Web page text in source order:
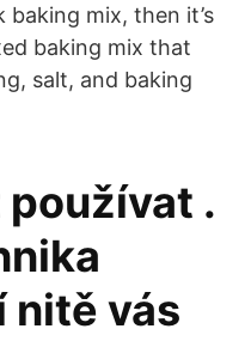
baking mix, then it’s
baking mix that
salt, and baking
.
nitě vás